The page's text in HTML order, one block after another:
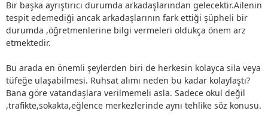
Bir başka ayrıştırıcı durumda arkadaşlarından gelecektir.Ailenin
tespit edemediği ancak arkadaşlarının fark ettiği şüpheli bir
durumda ,öğretmenlerine bilgi vermeleri oldukça önem arz
etmektedir.
Bu arada en önemli şeylerden biri de herkesin kolayca sila veya
tüfeğe ulaşabilmesi. Ruhsat alımı neden bu kadar kolaylaştı?
Bana göre vatandaşlara verilmemeli asla. Sadece okul değil
,trafikte,sokakta,eğlence merkezlerinde aynı tehlike söz konusu.